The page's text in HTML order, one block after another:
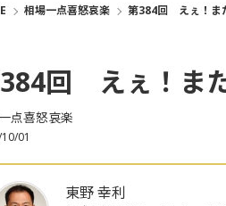
相場一点喜怒哀楽 第384回 えぇ！ま
回 えぇ！ま
点喜怒哀楽
01
東野 幸利